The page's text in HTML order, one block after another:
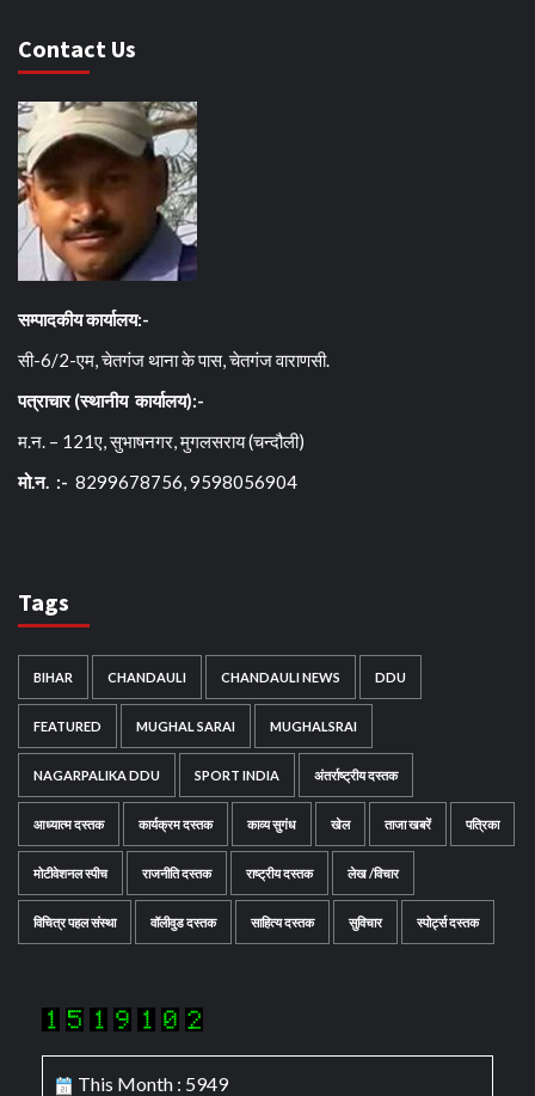
Contact Us
सम्पादकीय कार्यालय:-
सी-6/2-एम, चेतगंज थाना के पास, चेतगंज वाराणसी.
पत्राचार (स्थानीय कार्यालय):-
म.न. – 121ए, सुभाषनगर, मुगलसराय (चन्दौली)
मो.न. :- 8299678756, 9598056904
Tags
BIHAR CHANDAULI CHANDAULI NEWS DDU
FEATURED MUGHAL SARAI MUGHALSRAI
NAGARPALIKA DDU SPORT INDIA अंतर्राष्ट्रीय दस्तक
आध्यात्म दस्तक कार्यक्रम दस्तक काव्य सुगंध खेल ताजा खबरें पत्रिका
मोटीवेशनल स्पीच राजनीति दस्तक राष्ट्रीय दस्तक लेख /विचार
विचित्र पहल संस्था वॉलीवुड दस्तक साहित्य दस्तक सुविचार स्पोर्ट्स दस्तक
This Month : 5949